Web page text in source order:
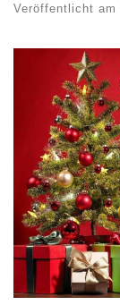
Veröffentlicht am